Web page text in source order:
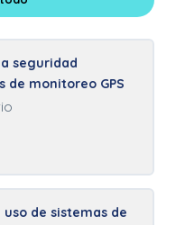
seguridad
de monitoreo GPS
de sistemas de